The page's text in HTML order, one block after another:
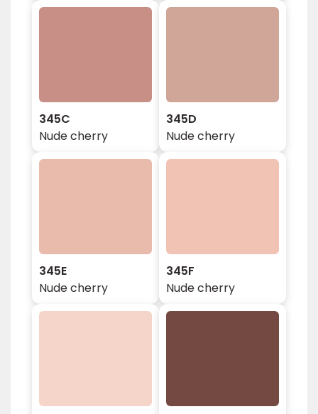
345C
Nude cherry
345D
Nude cherry
345E
Nude cherry
345F
Nude cherry